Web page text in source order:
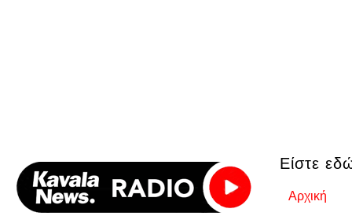
Είστε
Αρχική